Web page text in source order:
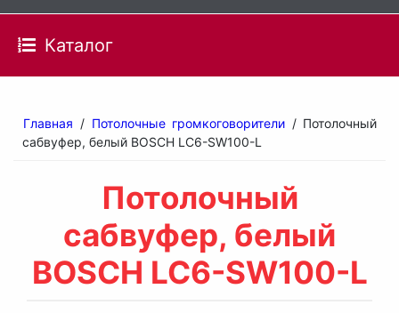
Каталог
Главная / Потолочные громкоговорители / Потолочный
сабвуфер, белый BOSCH LC6-SW100-L
Потолочный
сабвуфер, белый
BOSCH LC6-SW100-L